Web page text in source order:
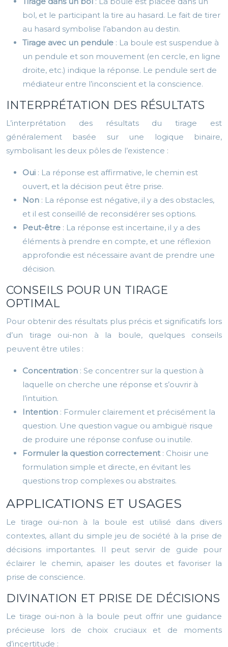
bol, et le participant la tire au hasard. Le fait de tirer
au hasard symbolise l’abandon au destin.
Tirage avec un pendule : La boule est suspendue à
un pendule et son mouvement (en cercle, en ligne
droite, etc.) indique la réponse. Le pendule sert de
médiateur entre l’inconscient et la conscience.
INTERPRÉTATION DES RÉSULTATS
L’interprétation des résultats du tirage est
généralement basée sur une logique binaire,
symbolisant les deux pôles de l’existence :
Oui : La réponse est affirmative, le chemin est
ouvert, et la décision peut être prise.
Non : La réponse est négative, il y a des obstacles,
et il est conseillé de reconsidérer ses options.
Peut-être : La réponse est incertaine, il y a des
éléments à prendre en compte, et une réflexion
approfondie est nécessaire avant de prendre une
décision.
CONSEILS POUR UN TIRAGE
OPTIMAL
Pour obtenir des résultats plus précis et significatifs lors
d’un tirage oui-non à la boule, quelques conseils
peuvent être utiles :
Concentration : Se concentrer sur la question à
laquelle on cherche une réponse et s’ouvrir à
l’intuition.
Intention : Formuler clairement et précisément la
question. Une question vague ou ambiguë risque
de produire une réponse confuse ou inutile.
Formuler la question correctement : Choisir une
formulation simple et directe, en évitant les
questions trop complexes ou abstraites.
APPLICATIONS ET USAGES
Le tirage oui-non à la boule est utilisé dans divers
contextes, allant du simple jeu de société à la prise de
décisions importantes. Il peut servir de guide pour
éclairer le chemin, apaiser les doutes et favoriser la
prise de conscience.
DIVINATION ET PRISE DE DÉCISIONS
Le tirage oui-non à la boule peut offrir une guidance
précieuse lors de choix cruciaux et de moments
d’incertitude :